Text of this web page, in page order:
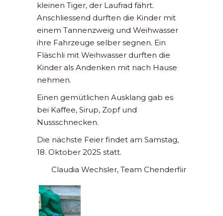
kleinen Tiger, der Laufrad fährt.
Anschliessend durften die Kinder mit
einem Tannenzweig und Weihwasser
ihre Fahrzeuge selber segnen. Ein
Fläschli mit Weihwasser durften die
Kinder als Andenken mit nach Hause
nehmen.
Einen gemütlichen Ausklang gab es
bei Kaffee, Sirup, Zopf und
Nussschnecken.
Die nächste Feier findet am Samstag,
18. Oktober 2025 statt.
Claudia Wechsler, Team Chenderfiir